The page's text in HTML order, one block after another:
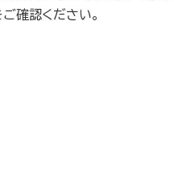
確認ください。